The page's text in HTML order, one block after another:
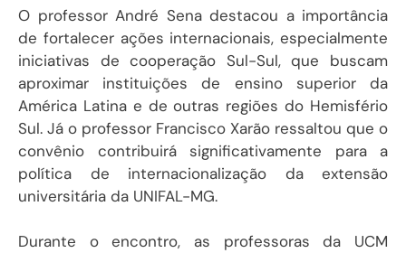
O professor André Sena destacou a importância
de fortalecer ações internacionais, especialmente
iniciativas de cooperação Sul-Sul, que buscam
aproximar instituições de ensino superior da
América Latina e de outras regiões do Hemisfério
Sul. Já o professor Francisco Xarão ressaltou que o
convênio contribuirá significativamente para a
política de internacionalização da extensão
universitária da UNIFAL-MG.
Durante o encontro, as professoras da UCM